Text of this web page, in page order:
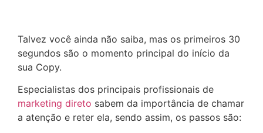
Talvez você ainda não saiba, mas os primeiros 30
segundos são o momento principal do início da
sua Copy.
Especialistas dos principais profissionais de
marketing direto sabem da importância de chamar
a atenção e reter ela, sendo assim, os passos são: